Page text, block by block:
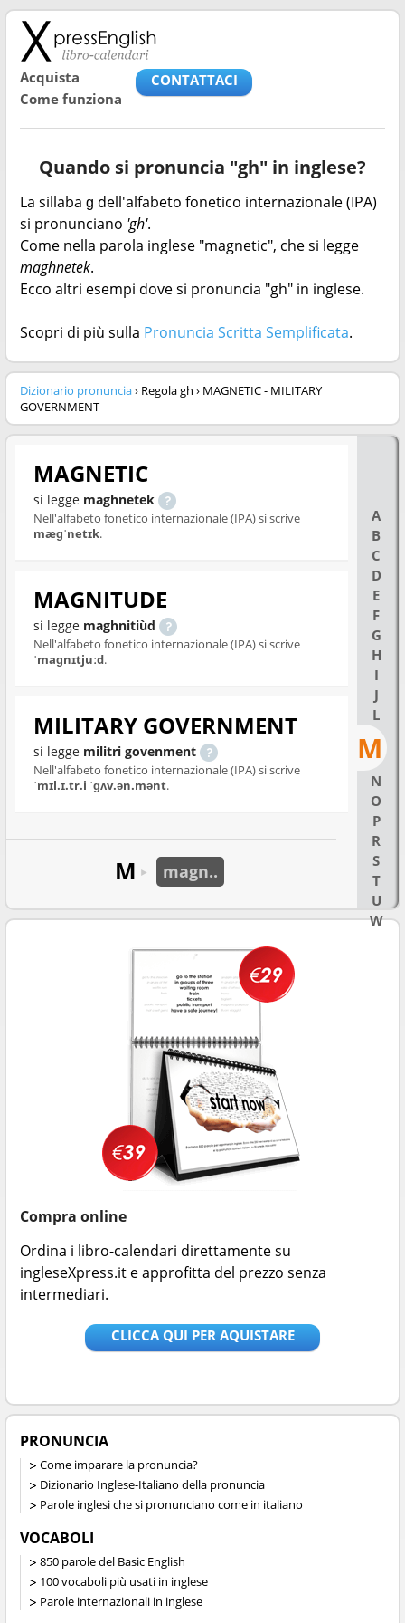
Acquista
Come funziona
CONTATTACI
Quando si pronuncia "gh" in inglese?
La sillaba ɡ dell'alfabeto fonetico internazionale (IPA)
si pronunciano 'gh'.
Come nella parola inglese "magnetic", che si legge
maghnetek.
Ecco altri esempi dove si pronuncia "gh" in inglese.
Scopri di più sulla Pronuncia Scritta Semplificata.
Dizionario pronuncia› Regola gh › MAGNETIC - MILITARY
GOVERNMENT
A
B
C
D
E
F
G
H
I
J
L
M
N
O
P
R
S
T
U
W
MAGNETIC
si legge maghnetek
Nell'alfabeto fonetico internazionale (IPA) si scrive
mæɡˈnetɪk.
MAGNITUDE
si legge maghnitiùd
Nell'alfabeto fonetico internazionale (IPA) si scrive
ˈmaɡnɪtjuːd.
MILITARY GOVERNMENT
si legge militri govenment
Nell'alfabeto fonetico internazionale (IPA) si scrive
ˈmɪl.ɪ.tr.i ˈɡʌv.ən.mənt.
M ► magn..
Compra online
Ordina i libro-calendari direttamente su
ingleseXpress.it e approfitta del prezzo senza
intermediari.
CLICCA QUI PER AQUISTARE
PRONUNCIA
Come imparare la pronuncia?
Dizionario Inglese-Italiano della pronuncia
Parole inglesi che si pronunciano come in italiano
VOCABOLI
850 parole del Basic English
100 vocaboli più usati in inglese
Parole internazionali in inglese